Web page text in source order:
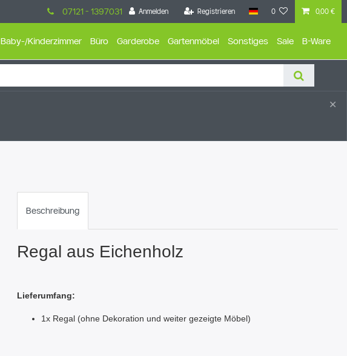
Anmelden Registrieren 0 0,00 €
07121 - 1397031
Baby-/Kinderzimmer Büro Garderobe Gartenmöbel Sonstiges Sale B-Ware
×
Beschreibung
Regal aus Eichenholz
Lieferumfang:
1x Regal (ohne Dekoration und weiter gezeigte Möbel)